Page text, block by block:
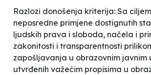
Razlozi donošenja kriterija: Sa
neposredne primjene dostignutih
ljudskih prava i sloboda, načela i
zakonitosti i transparentnosti
zapošljavanja u obrazovnim javnim
utvrđenih važećim propisima u